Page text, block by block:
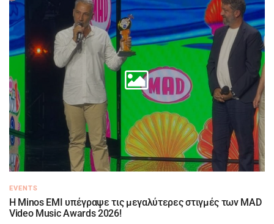
EVENTS
Η Minos EMI υπέγραψε τις μεγαλύτερες στιγμές των MAD
Video Music Awards 2026!